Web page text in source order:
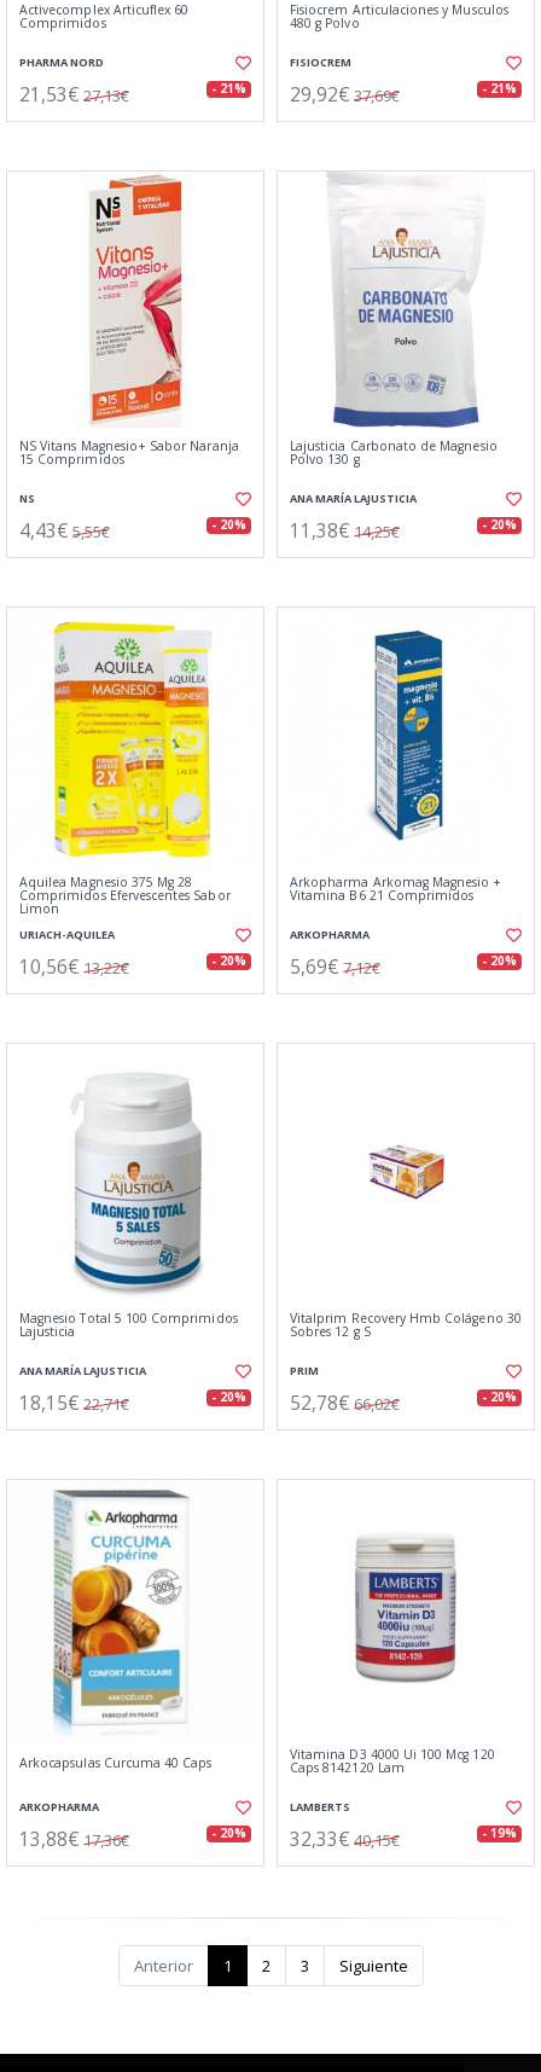
Activecomplex Articuflex 60
Comprimidos
PHARMA NORD
21,53€ 27,13€ - 21%
Fisiocrem Articulaciones y Musculos
480 g Polvo
FISIOCREM
29,92€ 37,69€ - 21%
NS Vitans Magnesio+ Sabor Naranja
15 Comprimidos
NS
4,43€ 5,55€ - 20%
Lajusticia Carbonato de Magnesio
Polvo 130 g
ANA MARÍA LAJUSTICIA
11,38€ 14,25€ - 20%
Aquilea Magnesio 375 Mg 28
Comprimidos Efervescentes Sabor
Limon
URIACH-AQUILEA
10,56€ 13,22€ - 20%
Arkopharma Arkomag Magnesio +
Vitamina B6 21 Comprimidos
ARKOPHARMA
5,69€ 7,12€ - 20%
Magnesio Total 5 100 Comprimidos
Lajusticia
ANA MARÍA LAJUSTICIA
18,15€ 22,71€ - 20%
Vitalprim Recovery Hmb Colágeno 30
Sobres 12 g S
PRIM
52,78€ 66,02€ - 20%
Arkocapsulas Curcuma 40 Caps
ARKOPHARMA
13,88€ 17,36€ - 20%
Vitamina D3 4000 Ui 100 Mcg 120
Caps 8142120 Lam
LAMBERTS
32,33€ 40,15€ - 19%
Anterior 1 2 3 Siguiente